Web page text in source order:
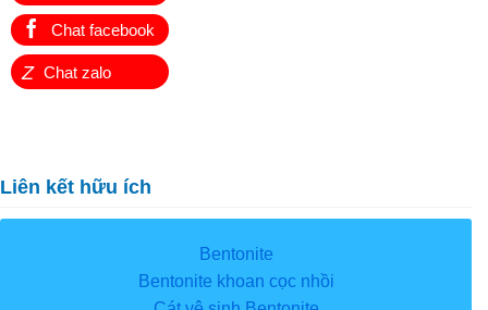
Chat facebook
Z Chat zalo
Liên kết hữu ích
Bentonite
Bentonite khoan cọc nhồi